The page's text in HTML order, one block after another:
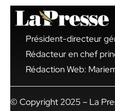
Président-directeur
Rédacteur en chef
Rédaction Web:
© Copyright 2025 – La